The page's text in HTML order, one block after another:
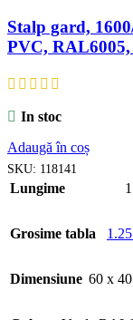
Stalp gard,
PVC,
In stoc
Adaugă în coș
SKU: 118141
Lungime
Grosime tabla
Dimensiune 60 x